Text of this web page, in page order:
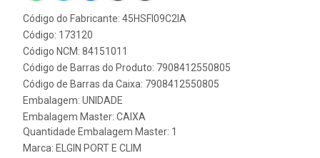
Código do Fabricante: 45HSFI09C2IA
Código: 173120
Código NCM: 84151011
Código de Barras do Produto: 7908412550805
Código de Barras da Caixa: 7908412550805
Embalagem: UNIDADE
Embalagem Master: CAIXA
Quantidade Embalagem Master: 1
Marca: ELGIN PORT E CLIM